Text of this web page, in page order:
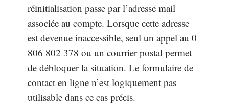
réinitialisation passe par l’adresse mail
associée au compte. Lorsque cette adresse
est devenue inaccessible, seul un appel au 0
806 802 378 ou un courrier postal permet
de débloquer la situation. Le formulaire de
contact en ligne n’est logiquement pas
utilisable dans ce cas précis.